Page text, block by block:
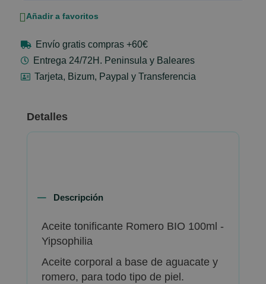
Añadir a favoritos
Envío gratis compras +60€
Entrega 24/72H. Peninsula y Baleares
Tarjeta, Bizum, Paypal y Transferencia
Detalles
Descripción
Aceite tonificante Romero BIO 100ml -
Yipsophilia
Aceite corporal a base de aguacate y
romero, para todo tipo de piel.